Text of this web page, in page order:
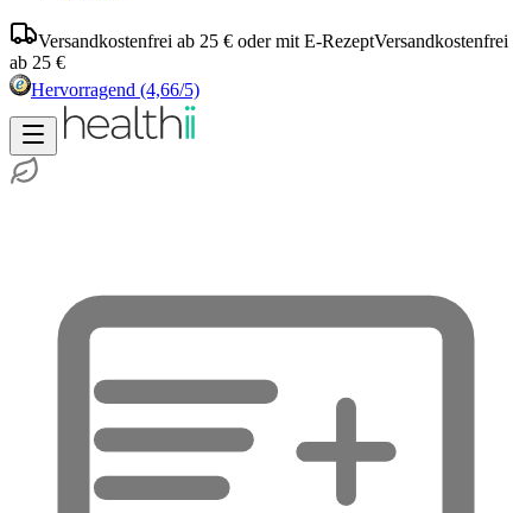
Versandkostenfrei ab 25 € oder mit E-RezeptVersandkostenfrei
ab 25 €
Hervorragend (4,66/5)